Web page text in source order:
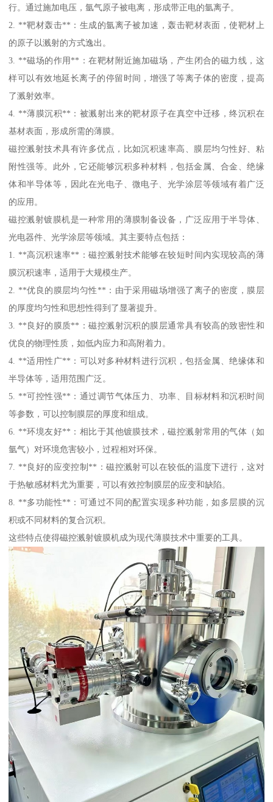
行。通过施加电压，氩气原子被电离，形成带正电的氩离子。
2. **靶材轰击**：生成的氩离子被加速，轰击靶材表面，使靶材上
的原子以溅射的方式逸出。
3. **磁场的作用**：在靶材附近施加磁场，产生闭合的磁力线，这
样可以有效地延长离子的停留时间，增强了等离子体的密度，提高
了溅射效率。
4. **薄膜沉积**：被溅射出来的靶材原子在真空中迁移，终沉积在
基材表面，形成所需的薄膜。
磁控溅射技术具有许多优点，比如沉积速率高、膜层均匀性好、粘
附性强等。此外，它还能够沉积多种材料，包括金属、合金、绝缘
体和半导体等，因此在光电子、微电子、光学涂层等领域有着广泛
的应用。
磁控溅射镀膜机是一种常用的薄膜制备设备，广泛应用于半导体、
光电器件、光学涂层等领域。其主要特点包括：
1. **高沉积速率**：磁控溅射技术能够在较短时间内实现较高的薄
膜沉积速率，适用于大规模生产。
2. **优良的膜层均匀性**：由于采用磁场增强了离子的密度，膜层
的厚度均匀性和思想性得到了显著提升。
3. **良好的膜质**：磁控溅射沉积的膜层通常具有较高的致密性和
优良的物理性质，如低内应力和高附着力。
4. **适用性广**：可以对多种材料进行沉积，包括金属、绝缘体和
半导体等，适用范围广泛。
5. **可控性强**：通过调节气体压力、功率、目标材料和沉积时间
等参数，可以控制膜层的厚度和组成。
6. **环境友好**：相比于其他镀膜技术，磁控溅射常用的气体（如
氩气）对环境危害较小，过程相对环保。
7. **良好的应变控制**：磁控溅射可以在较低的温度下进行，这对
于热敏感材料尤为重要，可以有效控制膜层的应变和缺陷。
8. **多功能性**：可通过不同的配置实现多种功能，如多层膜的沉
积或不同材料的复合沉积。
这些特点使得磁控溅射镀膜机成为现代薄膜技术中重要的工具。